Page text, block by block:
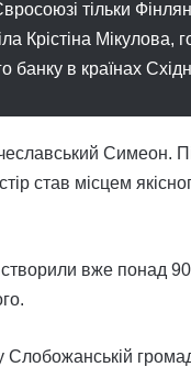
тільки
Крістіна Мікулова,
банку в країнах
Симеон.
став місцем
створили вже понад